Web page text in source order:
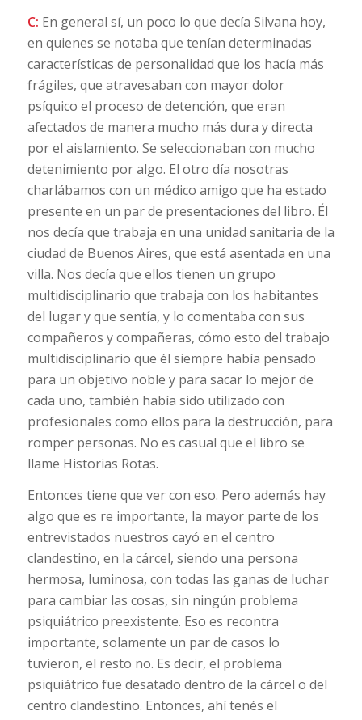
C: En general sí, un poco lo que decía Silvana hoy,
en quienes se notaba que tenían determinadas
características de personalidad que los hacía más
frágiles, que atravesaban con mayor dolor
psíquico el proceso de detención, que eran
afectados de manera mucho más dura y directa
por el aislamiento. Se seleccionaban con mucho
detenimiento por algo. El otro día nosotras
charlábamos con un médico amigo que ha estado
presente en un par de presentaciones del libro. Él
nos decía que trabaja en una unidad sanitaria de la
ciudad de Buenos Aires, que está asentada en una
villa. Nos decía que ellos tienen un grupo
multidisciplinario que trabaja con los habitantes
del lugar y que sentía, y lo comentaba con sus
compañeros y compañeras, cómo esto del trabajo
multidisciplinario que él siempre había pensado
para un objetivo noble y para sacar lo mejor de
cada uno, también había sido utilizado con
profesionales como ellos para la destrucción, para
romper personas. No es casual que el libro se
llame Historias Rotas.
Entonces tiene que ver con eso. Pero además hay
algo que es re importante, la mayor parte de los
entrevistados nuestros cayó en el centro
clandestino, en la cárcel, siendo una persona
hermosa, luminosa, con todas las ganas de luchar
para cambiar las cosas, sin ningún problema
psiquiátrico preexistente. Eso es recontra
importante, solamente un par de casos lo
tuvieron, el resto no. Es decir, el problema
psiquiátrico fue desatado dentro de la cárcel o del
centro clandestino. Entonces, ahí tenés el